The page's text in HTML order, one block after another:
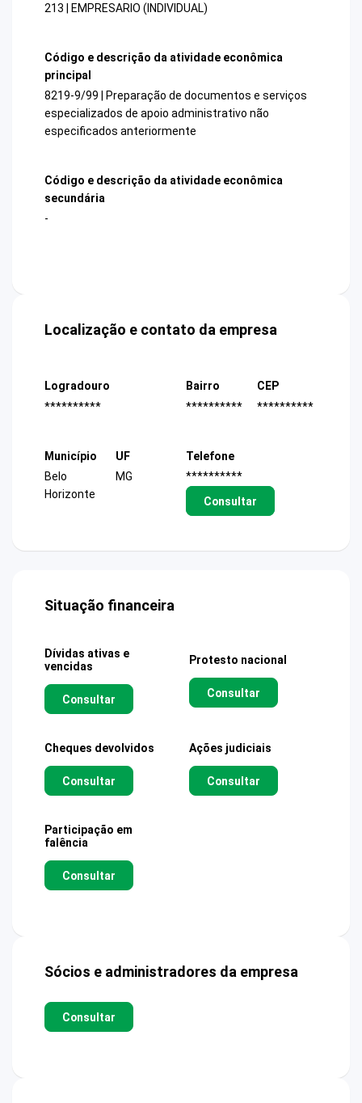
213 | EMPRESARIO (INDIVIDUAL)
Código e descrição da atividade econômica
principal
8219-9/99 | Preparação de documentos e serviços
especializados de apoio administrativo não
especificados anteriormente
Código e descrição da atividade econômica
secundária
-
Localização e contato da empresa
Logradouro
**********
Bairro
**********
CEP
**********
Município
Belo
Horizonte
UF
MG
Telefone
**********
Consultar
Situação financeira
Dívidas ativas e
vencidas
Consultar
Protesto nacional
Consultar
Cheques devolvidos
Consultar
Ações judiciais
Consultar
Participação em
falência
Consultar
Sócios e administradores da empresa
Consultar